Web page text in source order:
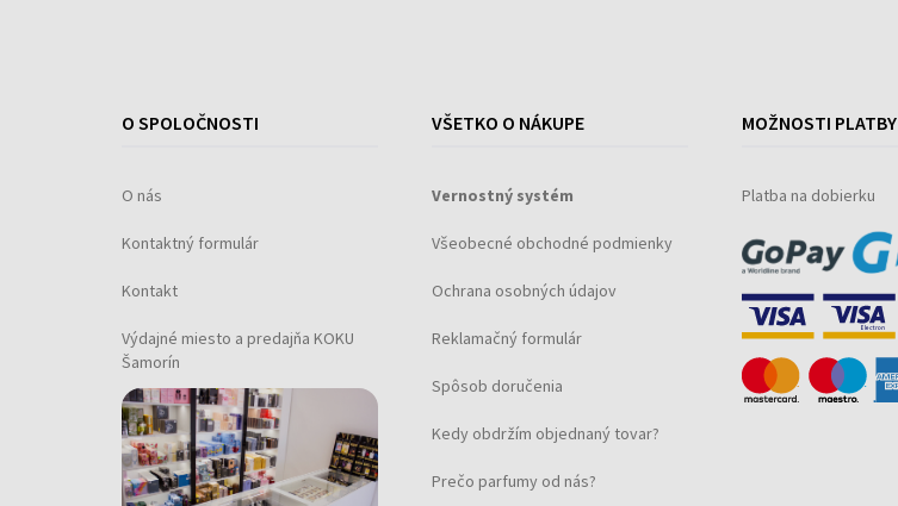
O SPOLOČNOSTI
O nás
Kontaktný formulár
Kontakt
Výdajné miesto a predajňa KOKU
Šamorín
VŠETKO O NÁKUPE
Vernostný systém
Všeobecné obchodné podmienky
Ochrana osobných údajov
Reklamačný formulár
Spôsob doručenia
Kedy obdržím objednaný tovar?
Prečo parfumy od nás?
MOŽNOSTI PLATBY
Platba na dobierku